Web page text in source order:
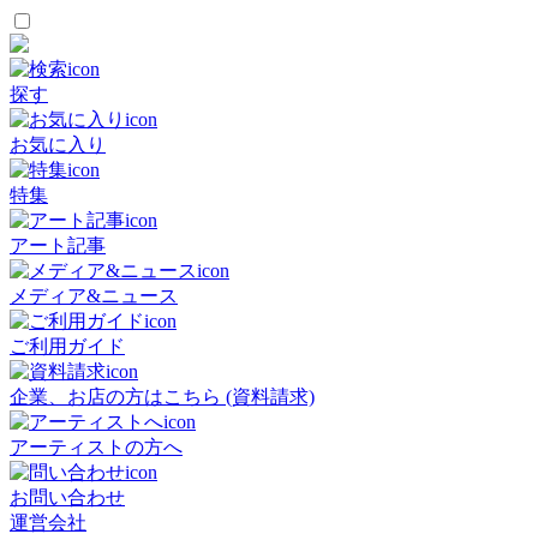
探す
お気に入り
特集
アート記事
メディア&ニュース
ご利用ガイド
企業、お店の方はこちら (資料請求)
アーティストの方へ
お問い合わせ
運営会社